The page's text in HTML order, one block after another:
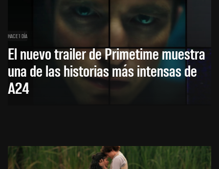
HACE 1 DÍA
El nuevo trailer de Primetime muestra
una de las historias más intensas de
A24